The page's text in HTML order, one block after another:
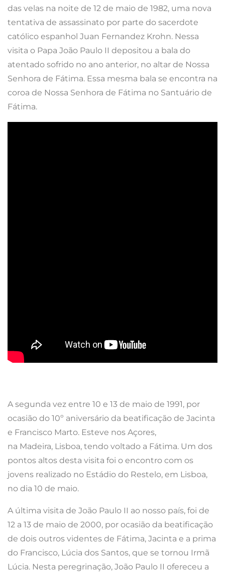
das velas na noite de 12 de maio de 1982, uma nova
tentativa de assassinato por parte do sacerdote
católico espanhol Juan Fernandez Krohn. Nessa
visita o Papa João Paulo II depositou a bala do
atentado sofrido no ano anterior, no altar de Nossa
Senhora de Fátima. Essa mesma bala se encontra na
coroa de Nossa Senhora de Fátima no Santuário de
Fátima.
A segunda vez entre 10 e 13 de maio de 1991, por
ocasião do 10º aniversário da beatificação de Jacinta
e Francisco Marto. Esteve nos Açores,
na Madeira, Lisboa, tendo voltado a Fátima. Um dos
pontos altos desta visita foi o encontro com os
jovens realizado no Estádio do Restelo, em Lisboa,
no dia 10 de maio.
A última visita de João Paulo II ao nosso país, foi de
12 a 13 de maio de 2000, por ocasião da beatificação
de dois outros videntes de Fátima, Jacinta e a prima
do Francisco, Lúcia dos Santos, que se tornou Irmã
Lúcia. Nesta peregrinação, João Paulo II ofereceu a